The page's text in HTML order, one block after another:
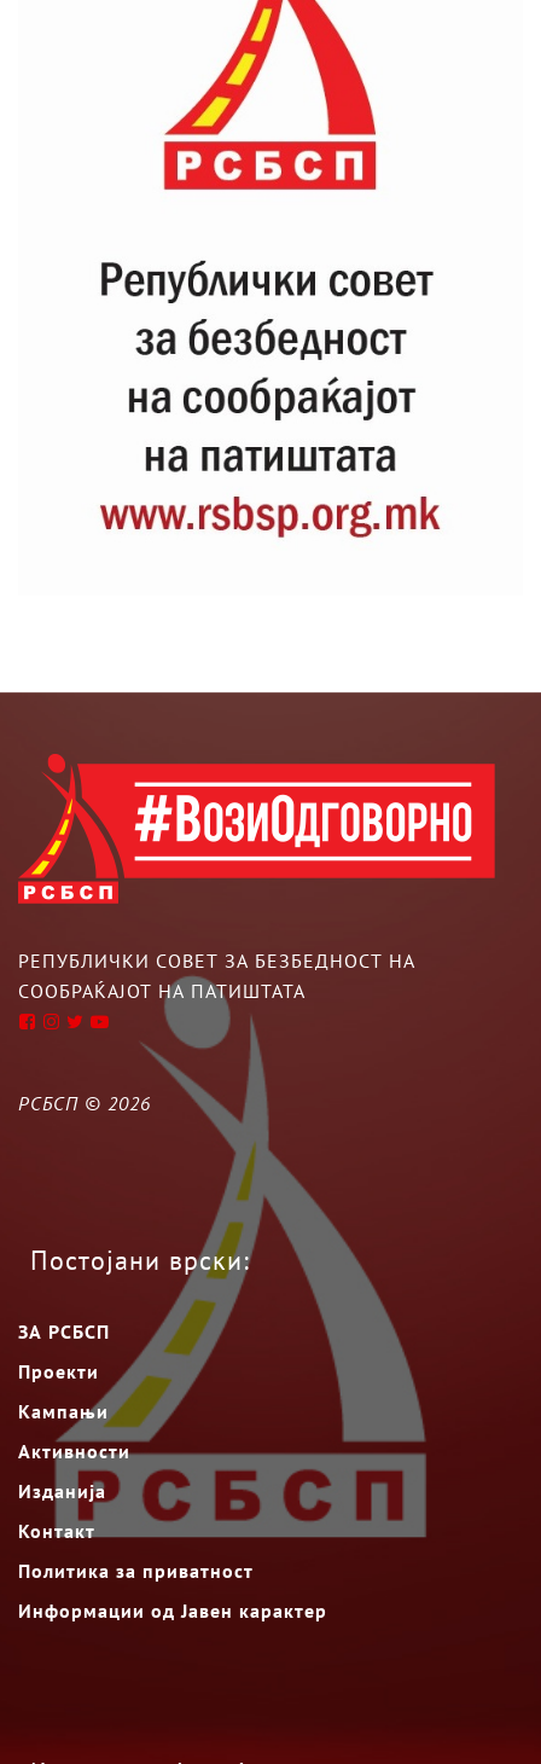
РЕПУБЛИЧКИ СОВЕТ ЗА БЕЗБЕДНОСТ НА
СООБРАЌАЈОТ НА ПАТИШТАТА
РСБСП © 2026
Постојани врски:
ЗА РСБСП
Проекти
Кампањи
Активности
Изданија
Контакт
Политика за приватност
Информации од Јавен карактер